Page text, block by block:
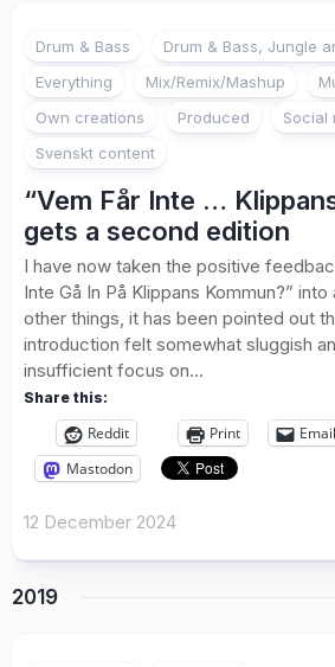
Drum & Bass
Drum & Bass, Jungle
Everything
Mix/Remix/Mashup
Own creations
Produced
Social
Svenskt content
“Vem Får Inte …
gets a second edition
I have now taken the positive
Inte Gå In På Klippans Kommun?”
other things, it has been pointed out
introduction felt somewhat sluggish
insufficient focus on...
Share this:
Reddit Print Email
Mastodon
12 December 2024
2019